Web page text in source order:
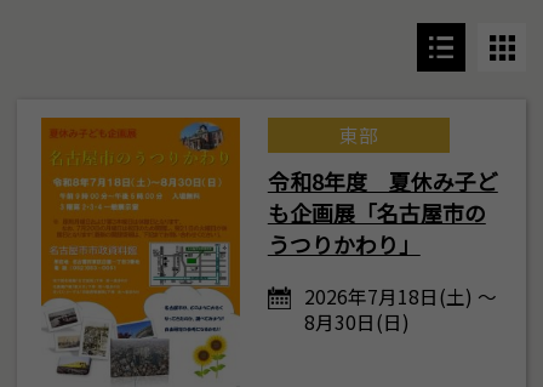
東部
令和8年度 夏休み子ど
も企画展「名古屋市の
うつりかわり」
2026年7月18日(土) ～
8月30日(日)